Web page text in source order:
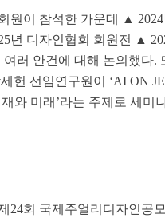
원이 참석한 가운데 ▲ 2024
년 디자인협회 회원전
▲
러 안건에 대해 논의했다.
헌 선임연구원이
‘AI ON
와 미래 ’라는 주제로 세미
24회 국제주얼리디자인공